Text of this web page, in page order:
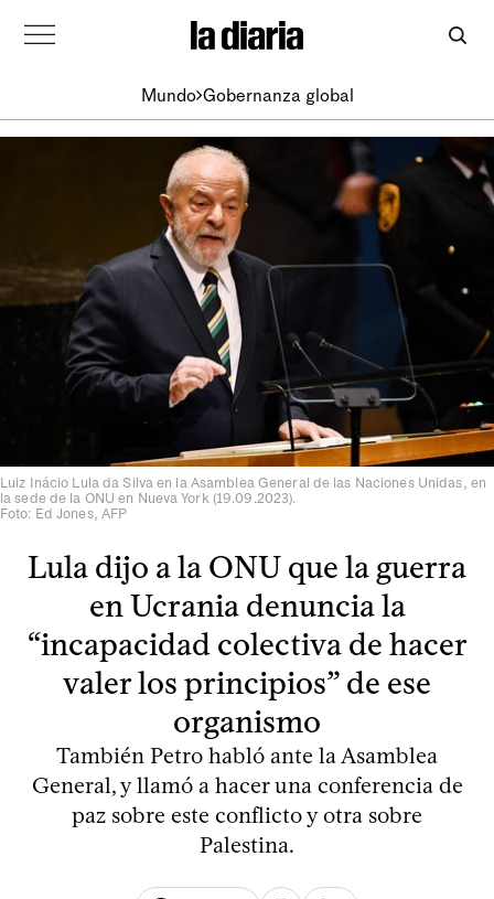
Mundo Gobernanza global
Luiz Inácio Lula da Silva en la Asamblea General de las Naciones Unidas, en
la sede de la ONU en Nueva York (19.09.2023).
Foto: Ed Jones, AFP
Lula dijo a la ONU que la guerra
en Ucrania denuncia la
“incapacidad colectiva de hacer
valer los principios” de ese
organismo
También Petro habló ante la Asamblea
General, y llamó a hacer una conferencia de
paz sobre este conflicto y otra sobre
Palestina.